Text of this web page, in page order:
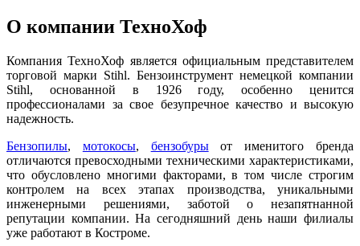
О компании ТехноХоф
Компания ТехноХоф является официальным представителем
торговой марки Stihl. Бензоинструмент немецкой компании
Stihl, основанной в 1926 году, особенно ценится
профессионалами за свое безупречное качество и высокую
надежность.
Бензопилы, мотокосы, бензобурыот именитого бренда
отличаются превосходными техническими характеристиками,
что обусловлено многими факторами, в том числе строгим
контролем на всех этапах производства, уникальными
инженерными решениями, заботой о незапятнанной
репутации компании. На сегодняшний день наши филиалы
уже работают в Костроме.